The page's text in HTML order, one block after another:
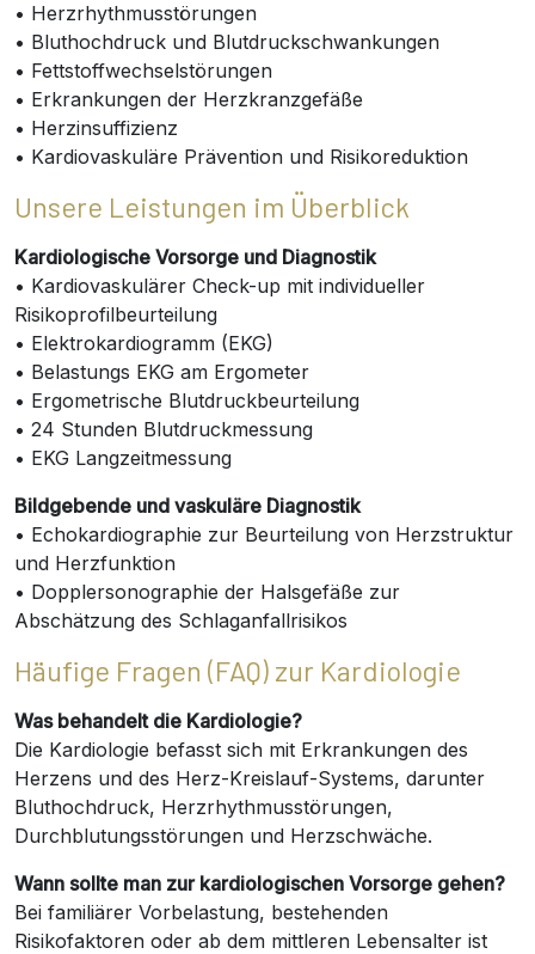
• Herzrhythmusstörungen
• Bluthochdruck und Blutdruckschwankungen
• Fettstoffwechselstörungen
• Erkrankungen der Herzkranzgefäße
• Herzinsuffizienz
• Kardiovaskuläre Prävention und Risikoreduktion
Unsere Leistungen im Überblick
Kardiologische Vorsorge und Diagnostik
• Kardiovaskulärer Check-up mit individueller
Risikoprofilbeurteilung
• Elektrokardiogramm (EKG)
• Belastungs EKG am Ergometer
• Ergometrische Blutdruckbeurteilung
• 24 Stunden Blutdruckmessung
• EKG Langzeitmessung
Bildgebende und vaskuläre Diagnostik
• Echokardiographie zur Beurteilung von Herzstruktur
und Herzfunktion
• Dopplersonographie der Halsgefäße zur
Abschätzung des Schlaganfallrisikos
Häufige Fragen (FAQ) zur Kardiologie
Was behandelt die Kardiologie?
Die Kardiologie befasst sich mit Erkrankungen des
Herzens und des Herz-Kreislauf-Systems, darunter
Bluthochdruck, Herzrhythmusstörungen,
Durchblutungsstörungen und Herzschwäche.
Wann sollte man zur kardiologischen Vorsorge gehen?
Bei familiärer Vorbelastung, bestehenden
Risikofaktoren oder ab dem mittleren Lebensalter ist